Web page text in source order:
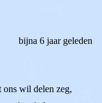
bijna 6 jaar geleden
ons wil delen zeg,